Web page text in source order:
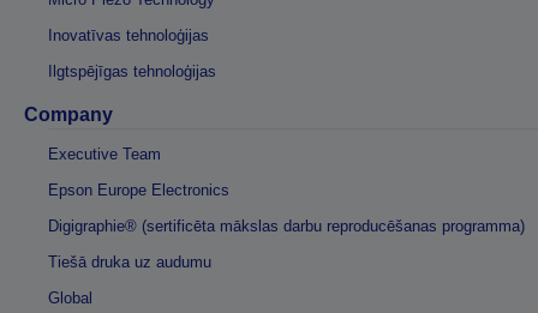
Inovatīvas tehnoloģijas
Ilgtspējīgas tehnoloģijas
Company
Executive Team
Epson Europe Electronics
Digigraphie® (sertificēta mākslas darbu reproducēšanas programma)
Tiešā druka uz audumu
Global